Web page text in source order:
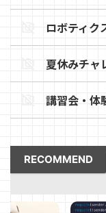
ロボティク
夏休みチャ
講習会・体
RECOMMEND